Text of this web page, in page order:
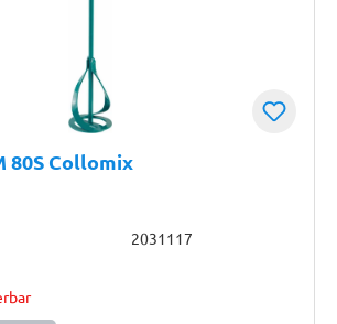
80S Collomix
2031117